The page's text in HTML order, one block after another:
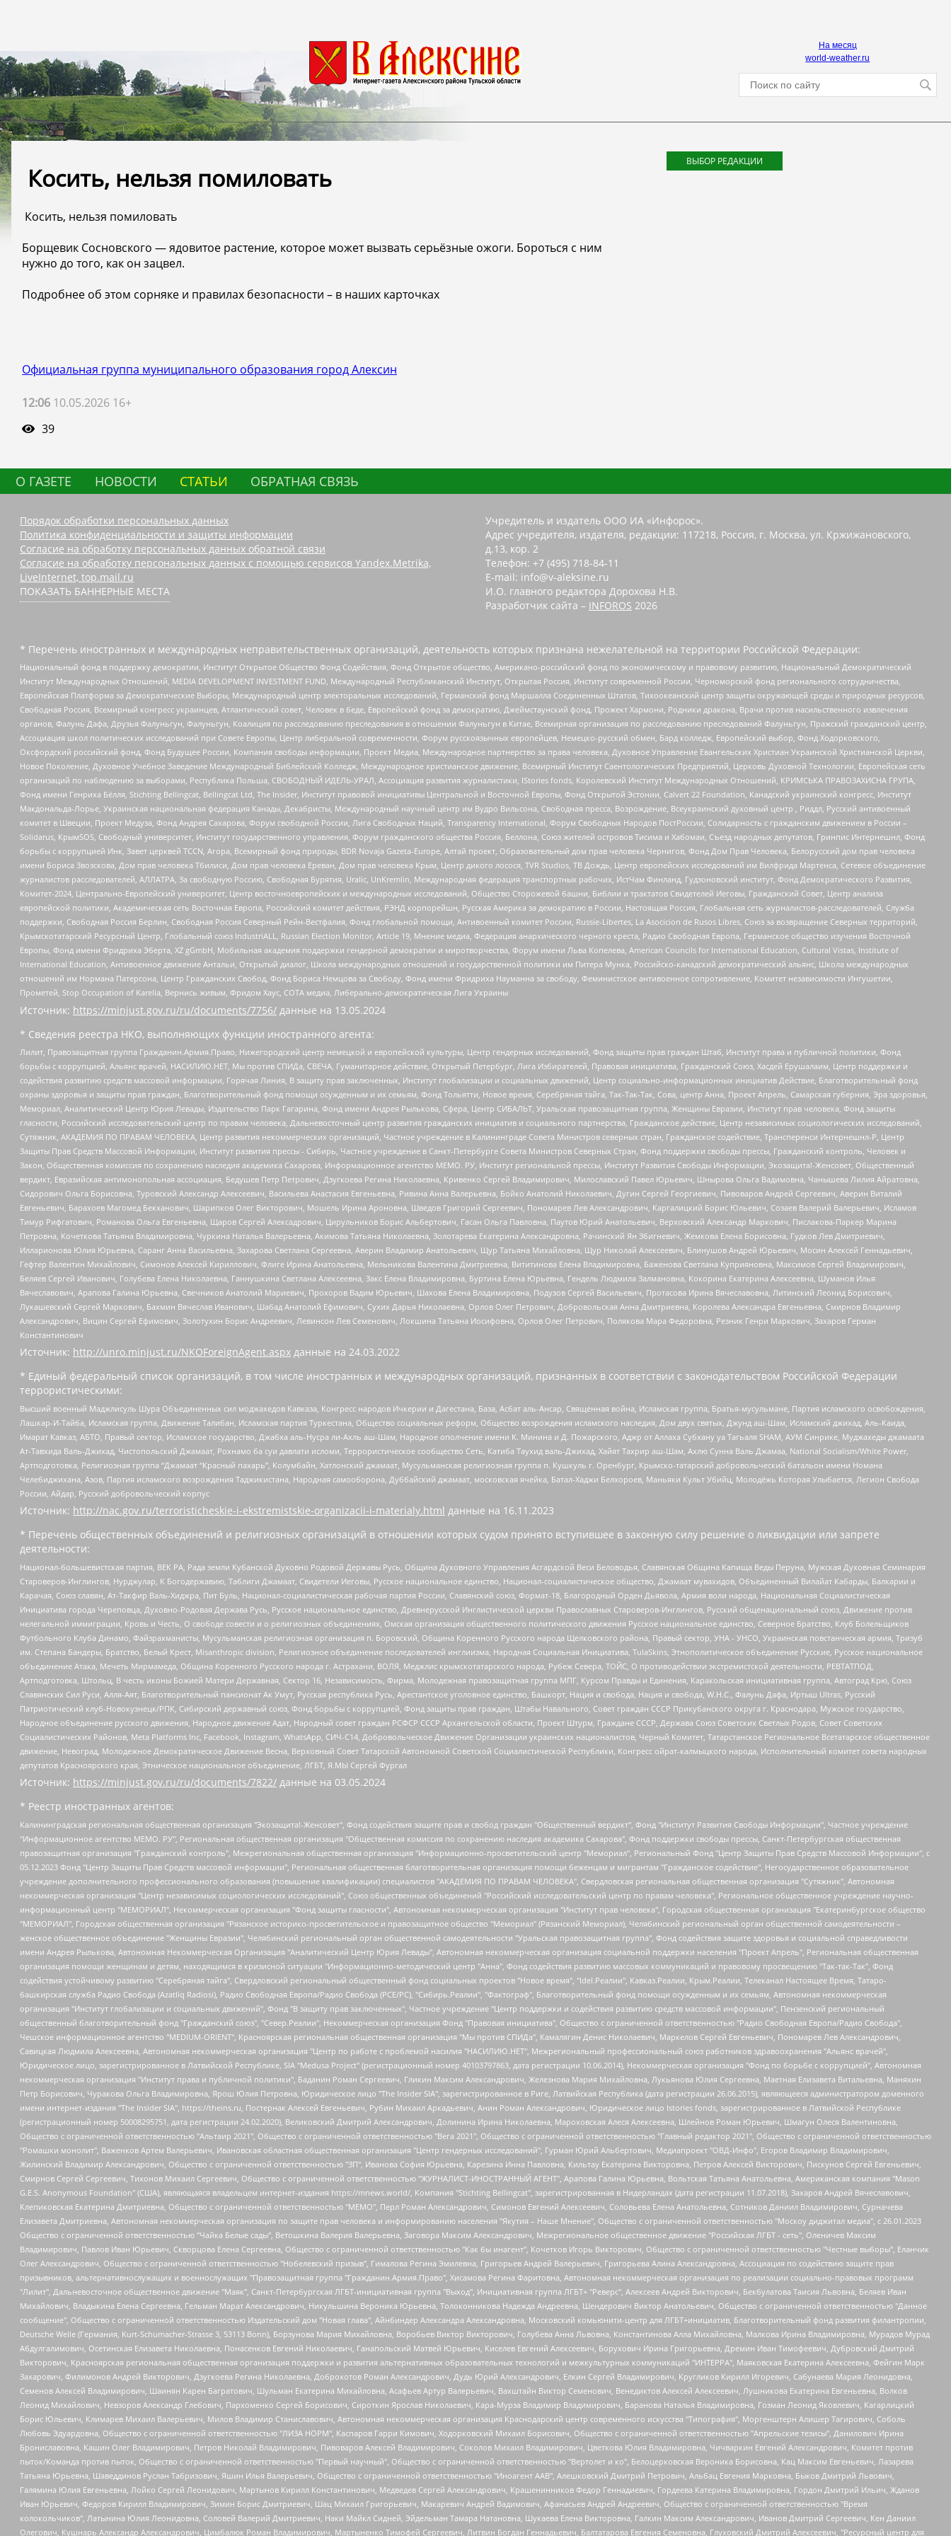
На месяц
world-weather.ru
️ Косить, нельзя помиловать
️ Косить, нельзя помиловать
Борщевик Сосновского — ядовитое растение, которое может вызвать серьёзные ожоги. Бороться с ним
нужно до того, как он зацвел.
Подробнее об этом сорняке и правилах безопасности – в наших карточках
Официальная группа муниципального образования город Алексин
12:06 10.05.2026 16+
39
ВЫБОР РЕДАКЦИИ
О ГАЗЕТЕ НОВОСТИ СТАТЬИ ОБРАТНАЯ СВЯЗЬ
Порядок обработки персональных данных
Политика конфиденциальности и защиты информации
Согласие на обработку персональных данных обратной связи
Согласие на обработку персональных данных с помощью сервисов Yandex.Metrika,
LiveInternet, top.mail.ru
ПОКАЗАТЬ БАННЕРНЫЕ МЕСТА
Учредитель и издатель ООО ИА «Инфорос».
Адрес учредителя, издателя, редакции: 117218, Россия, г. Москва, ул. Кржижановского,
д.13, кор. 2
Телефон: +7 (495) 718-84-11
E-mail: info@v-aleksine.ru
И.О. главного редактора Дорохова Н.В.
Разработчик сайта – INFOROS 2026
* Перечень иностранных и международных неправительственных организаций, деятельность которых признана нежелательной на территории Российской Федерации:
Национальный фонд в поддержку демократии, Институт Открытое Общество Фонд Содействия, Фонд Открытое общество, Американо-российский фонд по экономическому и правовому развитию, Национальный Демократический
Институт Международных Отношений, MEDIA DEVELOPMENT INVESTMENT FUND, Международный Республиканский Институт, Открытая Россия, Институт современной России, Черноморский фонд регионального сотрудничества,
Европейская Платформа за Демократические Выборы, Международный центр электоральных исследований, Германский фонд Маршалла Соединенных Штатов, Тихоокеанский центр защиты окружающей среды и природных ресурсов,
Свободная Россия, Всемирный конгресс украинцев, Атлантический совет, Человек в беде, Европейский фонд за демократию, Джеймстаунский фонд, Прожект Хармони, Родники дракона, Врачи против насильственного извлечения
органов, Фалунь Дафа, Друзья Фалуньгун, Фалуньгун, Коалиция по расследованию преследования в отношении Фалуньгун в Китае, Всемирная организация по расследованию преследований Фалуньгун, Пражский гражданский центр,
Ассоциация школ политических исследований при Совете Европы, Центр либеральной современности, Форум русскоязычных европейцев, Немецко-русский обмен, Бард колледж, Европейский выбор, Фонд Ходорковского,
Оксфордский российский фонд, Фонд Будущее России, Компания свободы информации, Проект Медиа, Международное партнерство за права человека, Духовное Управление Евангельских Христиан Украинской Христианской Церкви,
Новое Поколение, Духовное Учебное Заведение Международный Библейский Колледж, Международное христианское движение, Всемирный Институт Саентологических Предприятий, Церковь Духовной Технологии, Европейская сеть
организаций по наблюдению за выборами, Республика Польша, СВОБОДНЫЙ ИДЕЛЬ-УРАЛ, Ассоциация развития журналистики, IStories fonds, Королевский Институт Международных Отношений, КРИМСЬКА ПРАВОЗАХИСНА ГРУПА,
Фонд имени Генриха Бёлля, Stichting Bellingcat, Bellingcat Ltd, The Insider, Институт правовой инициативы Центральной и Восточной Европы, Фонд Открытой Эстонии, Calvert 22 Foundation, Канадский украинский конгресс, Институт
Макдональда-Лорье, Украинская национальная федерация Канады, Декабристы, Международный научный центр им Вудро Вильсона, Свободная пресса, Возрождение, Всеукраинский духовный центр , Риддл, Русский антивоенный
комитет в Швеции, Проект Медуза, Фонд Андрея Сахарова, Форум свободной России, Лига Свободных Наций, Transparеncy International, Форум Свободных Народов ПостРоссии, Солидарность с гражданским движением в России –
Solidarus, КрымSOS, Свободный университет, Институт государственного управления, Форум гражданского общества Россия, Беллона, Союз жителей островов Тисима и Хабомаи, Съезд народных депутатов, Гринпис Интернешнл, Фонд
борьбы с коррупцией Инк, Завет церквей TCCN, Агора, Всемирный фонд природы, BDR Novaja Gazeta-Europe, Алтай проект, Образовательный дом прав человека Чернигов, Фонд Дом Прав Человека, Белорусский дом прав человека
имени Бориса Звозскова, Дом прав человека Тбилиси, Дом прав человека Ереван, Дом прав человека Крым, Центр дикого лосося, TVR Studios, ТВ Дождь, Центр европейских исследований им Вилфрида Мартенса, Сетевое объединение
журналистов расследователей, АЛЛАТРА, За свободную Россию, Свободная Бурятия, Uralic, UnKremlin, Международная федерация транспортных рабочих, ИстЧам Финланд, Гудзоновский институт, Фонд Демократического Развития,
Комитет-2024, Центрально-Европейский университет, Центр восточноевропейских и международных исследований, Общество Сторожевой башни, Библии и трактатов Свидетелей Иеговы, Гражданский Совет, Центр анализа
европейской политики, Академическая сеть Восточная Европа, Российский комитет действия, РЭНД корпорейшн, Русская Америка за демократию в России, Настоящая Россия, Глобальная сеть журналистов-расследователей, Служба
поддержки, Свободная Россия Берлин, Свободная Россия Северный Рейн-Вестфалия, Фонд глобальной помощи, Антивоенный комитет России, Russie-Libertes, La Asocicion de Rusos Libres, Союз за возвращение Северных территорий,
Крымскотатарский Ресурсный Центр, Глобальный союз IndustriALL, Russian Election Monitor, Article 19, Мнение медиа, Федерация анархического черного креста, Радио Свободная Европа, Германское общество изучения Восточной
Европы, Фонд имени Фридриха Эберта, XZ gGmbH, Мобильная академия поддержки гендерной демократии и миротворчества, Форум имени Льва Копелева, American Councils for International Education, Cultural Vistas, Institute of
International Education, Антивоенное движение Антальи, Открытый диалог, Школа международных отношений и государственной политики им Питера Мунка, Российско-канадский демократический альянс, Школа международных
отношений им Нормана Патерсона, Центр Гражданских Свобод, Фонд Бориса Немцова за Свободу, Фонд имени Фридриха Науманна за свободу, Феминистское антивоенное сопротивление, Комитет независимости Ингушетии,
Прометей, Stop Occupation of Karelia, Вернись живым, Фридом Хаус, СОТА медиа, Либерально-демократическая Лига Украины
Источник: https://minjust.gov.ru/ru/documents/7756/ данные на 13.05.2024
* Сведения реестра НКО, выполняющих функции иностранного агента:
Лилит, Правозащитная группа Гражданин.Армия.Право, Нижегородский центр немецкой и европейской культуры, Центр гендерных исследований, Фонд защиты прав граждан Штаб, Институт права и публичной политики, Фонд
борьбы с коррупцией, Альянс врачей, НАСИЛИЮ.НЕТ, Мы против СПИДа, СВЕЧА, Гуманитарное действие, Открытый Петербург, Лига Избирателей, Правовая инициатива, Гражданский Союз, Хасдей Ерушалаим, Центр поддержки и
содействия развитию средств массовой информации, Горячая Линия, В защиту прав заключенных, Институт глобализации и социальных движений, Центр социально-информационных инициатив Действие, Благотворительный фонд
охраны здоровья и защиты прав граждан, Благотворительный фонд помощи осужденным и их семьям, Фонд Тольятти, Новое время, Серебряная тайга, Так-Так-Так, Сова, центр Анна, Проект Апрель, Самарская губерния, Эра здоровья,
Мемориал, Аналитический Центр Юрия Левады, Издательство Парк Гагарина, Фонд имени Андрея Рылькова, Сфера, Центр СИБАЛЬТ, Уральская правозащитная группа, Женщины Евразии, Институт прав человека, Фонд защиты
гласности, Российский исследовательский центр по правам человека, Дальневосточный центр развития гражданских инициатив и социального партнерства, Гражданское действие, Центр независимых социологических исследований,
Сутяжник, АКАДЕМИЯ ПО ПРАВАМ ЧЕЛОВЕКА, Центр развития некоммерческих организаций, Частное учреждение в Калининграде Совета Министров северных стран, Гражданское содействие, Трансперенси Интернешнл-Р, Центр
Защиты Прав Средств Массовой Информации, Институт развития прессы - Сибирь, Частное учреждение в Санкт-Петербурге Совета Министров Северных Стран, Фонд поддержки свободы прессы, Гражданский контроль, Человек и
Закон, Общественная комиссия по сохранению наследия академика Сахарова, Информационное агентство МЕМО. РУ, Институт региональной прессы, Институт Развития Свободы Информации, Экозащита!-Женсовет, Общественный
вердикт, Евразийская антимонопольная ассоциация, Бедушев Петр Петрович, Дзугкоева Регина Николаевна, Кривенко Сергей Владимирович, Милославский Павел Юрьевич, Шнырова Ольга Вадимовна, Чанышева Лилия Айратовна,
Сидорович Ольга Борисовна, Туровский Александр Алексеевич, Васильева Анастасия Евгеньевна, Ривина Анна Валерьевна, Бойко Анатолий Николаевич, Дугин Сергей Георгиевич, Пивоваров Андрей Сергеевич, Аверин Виталий
Евгеньевич, Барахоев Магомед Бекханович, Шарипков Олег Викторович, Мошель Ирина Ароновна, Шведов Григорий Сергеевич, Пономарев Лев Александрович, Каргалицкий Борис Юльевич, Созаев Валерий Валерьевич, Исламов
Тимур Рифгатович, Романова Ольга Евгеньевна, Щаров Сергей Алексадрович, Цирульников Борис Альбертович, Гасан Ольга Павловна, Паутов Юрий Анатольевич, Верховский Александр Маркович, Пислакова-Паркер Марина
Петровна, Кочеткова Татьяна Владимировна, Чуркина Наталья Валерьевна, Акимова Татьяна Николаевна, Золотарева Екатерина Александровна, Рачинский Ян Збигневич, Жемкова Елена Борисовна, Гудков Лев Дмитриевич,
Илларионова Юлия Юрьевна, Саранг Анна Васильевна, Захарова Светлана Сергеевна, Аверин Владимир Анатольевич, Щур Татьяна Михайловна, Щур Николай Алексеевич, Блинушов Андрей Юрьевич, Мосин Алексей Геннадьевич,
Гефтер Валентин Михайлович, Симонов Алексей Кириллович, Флиге Ирина Анатольевна, Мельникова Валентина Дмитриевна, Вититинова Елена Владимировна, Баженова Светлана Куприяновна, Максимов Сергей Владимирович,
Беляев Сергей Иванович, Голубева Елена Николаевна, Ганнушкина Светлана Алексеевна, Закс Елена Владимировна, Буртина Елена Юрьевна, Гендель Людмила Залмановна, Кокорина Екатерина Алексеевна, Шуманов Илья
Вячеславович, Арапова Галина Юрьевна, Свечников Анатолий Мариевич, Прохоров Вадим Юрьевич, Шахова Елена Владимировна, Подузов Сергей Васильевич, Протасова Ирина Вячеславовна, Литинский Леонид Борисович,
Лукашевский Сергей Маркович, Бахмин Вячеслав Иванович, Шабад Анатолий Ефимович, Сухих Дарья Николаевна, Орлов Олег Петрович, Добровольская Анна Дмитриевна, Королева Александра Евгеньевна, Смирнов Владимир
Александрович, Вицин Сергей Ефимович, Золотухин Борис Андреевич, Левинсон Лев Семенович, Локшина Татьяна Иосифовна, Орлов Олег Петрович, Полякова Мара Федоровна, Резник Генри Маркович, Захаров Герман
Константинович
Источник: http://unro.minjust.ru/NKOForeignAgent.aspx данные на 24.03.2022
* Единый федеральный список организаций, в том числе иностранных и международных организаций, признанных в соответствии с законодательством Российской Федерации
террористическими:
Высший военный Маджлисуль Шура Объединенных сил моджахедов Кавказа, Конгресс народов Ичкерии и Дагестана, База, Асбат аль-Ансар, Священная война, Исламская группа, Братья-мусульмане, Партия исламского освобождения,
Лашкар-И-Тайба, Исламская группа, Движение Талибан, Исламская партия Туркестана, Общество социальных реформ, Общество возрождения исламского наследия, Дом двух святых, Джунд аш-Шам, Исламский джихад, Аль-Каида,
Имарат Кавказ, АБТО, Правый сектор, Исламское государство, Джабха аль-Нусра ли-Ахль аш-Шам, Народное ополчение имени К. Минина и Д. Пожарского, Аджр от Аллаха Субхану уа Тагьаля SHAM, АУМ Синрике, Муджахеды джамаата
Ат-Тавхида Валь-Джихад, Чистопольский Джамаат, Рохнамо ба суи давлати исломи, Террористическое сообщество Сеть, Катиба Таухид валь-Джихад, Хайят Тахрир аш-Шам, Ахлю Сунна Валь Джамаа, National Socialism/White Power,
Артподготовка, Религиозная группа “Джамаат “Красный пахарь”, Колумбайн, Хатлонский джамаат, Мусульманская религиозная группа п. Кушкуль г. Оренбург, Крымско-татарский добровольческий батальон имени Номана
Челебиджихана, Азов, Партия исламского возрождения Таджикистана, Народная самооборона, Дуббайский джамаат, московская ячейка, Батал-Хаджи Белхороев, Маньяки Культ Убийц, Молодёжь Которая Улыбается, Легион Свобода
России, Айдар, Русский добровольческий корпус
Источник: http://nac.gov.ru/terroristicheskie-i-ekstremistskie-organizacii-i-materialy.html данные на 16.11.2023
* Перечень общественных объединений и религиозных организаций в отношении которых судом принято вступившее в законную силу решение о ликвидации или запрете
деятельности:
Национал-большевистская партия, ВЕК РА, Рада земли Кубанской Духовно Родовой Державы Русь, Община Духовного Управления Асгардской Веси Беловодья, Славянская Община Капища Веды Перуна, Мужская Духовная Семинария
Староверов-Инглингов, Нурджулар, К Богодержавию, Таблиги Джамаат, Свидетели Иеговы, Русское национальное единство, Национал-социалистическое общество, Джамаат мувахидов, Объединенный Вилайат Кабарды, Балкарии и
Карачая, Союз славян, Ат-Такфир Валь-Хиджра, Пит Буль, Национал-социалистическая рабочая партия России, Славянский союз, Формат-18, Благородный Орден Дьявола, Армия воли народа, Национальная Социалистическая
Инициатива города Череповца, Духовно-Родовая Держава Русь, Русское национальное единство, Древнерусской Инглистической церкви Православных Староверов-Инглингов, Русский общенациональный союз, Движение против
нелегальной иммиграции, Кровь и Честь, О свободе совести и о религиозных объединениях, Омская организация общественного политического движения Русское национальное единство, Северное Братство, Клуб Болельщиков
Футбольного Клуба Динамо, Файзрахманисты, Мусульманская религиозная организация п. Боровский, Община Коренного Русского народа Щелковского района, Правый сектор, УНА - УНСО, Украинская повстанческая армия, Тризуб
им. Степана Бандеры, Братство, Белый Крест, Misanthropic division, Религиозное объединение последователей инглиизма, Народная Социальная Инициатива, TulaSkins, Этнополитическое объединение Русские, Русское национальное
объединение Атака, Мечеть Мирмамеда, Община Коренного Русского народа г. Астрахани, ВОЛЯ, Меджлис крымскотатарского народа, Рубеж Севера, ТОЙС, О противодействии экстремистской деятельности, РЕВТАТПОД,
Артподготовка, Штольц, В честь иконы Божией Матери Державная, Сектор 16, Независимость, Фирма, Молодежная правозащитная группа МПГ, Курсом Правды и Единения, Каракольская инициативная группа, Автоград Крю, Союз
Славянских Сил Руси, Алля-Аят, Благотворительный пансионат Ак Умут, Русская республика Русь, Арестантское уголовное единство, Башкорт, Нация и свобода, Нация и свобода, W.H.С., Фалунь Дафа, Иртыш Ultras, Русский
Патриотический клуб-Новокузнецк/РПК, Сибирский державный союз, Фонд борьбы с коррупцией, Фонд защиты прав граждан, Штабы Навального, Совет граждан СССР Прикубанского округа г. Краснодара, Мужское государство,
Народное объединение русского движения, Народное движение Адат, Народный совет граждан РСФСР СССР Архангельской области, Проект Штурм, Граждане СССР, Держава Союз Советских Светлых Родов, Совет Советских
Социалистических Районов, Meta Platforms Inc, Facebook, Instagram, WhatsApp, СИЧ-С14, Добровольческое Движение Организации украинских националистов, Черный Комитет, Татарстанское Региональное Всетатарское общественное
движение, Невоград, Молодежное Демократическое Движение Весна, Верховный Совет Татарской Автономной Советской Социалистической Республики, Конгресс ойрат-калмыцкого народа, Исполнительный комитет совета народных
депутатов Красноярского края, Этническое национальное объединение, ЛГБТ, Я.МЫ Сергей Фургал
Источник: https://minjust.gov.ru/ru/documents/7822/ данные на 03.05.2024
* Реестр иностранных агентов:
Калининградская региональная общественная организация "Экозащита!-Женсовет", Фонд содействия защите прав и свобод граждан "Общественный вердикт", Фонд "Институт Развития Свободы Информации", Частное учреждение "Информационное агентство МЕМО. РУ", Региональная общественная организация "Общественная комиссия по сохранению наследия академика Сахарова", Фонд поддержки свободы прессы, Санкт-Петербургская общественная правозащитная организация "Гражданский контроль", Межрегиональная общественная организация "Информационно-просветительский центр "Мемориал", Региональный Фонд "Центр Защиты Прав Средств Массовой Информации", с 05.12.2023 Фонд "Центр Защиты Прав Средств массовой информации", Региональная общественная благотворительная организация помощи беженцам и мигрантам "Гражданское содействие", Негосударственное образовательное учреждение дополнительного профессионального образования (повышение квалификации) специалистов "АКАДЕМИЯ ПО ПРАВАМ ЧЕЛОВЕКА", Свердловская региональная общественная организация "Сутяжник", Автономная некоммерческая организация "Центр независимых социологических исследований", Союз общественных объединений "Российский исследовательский центр по правам человека", Региональное общественное учреждение научно-информационный центр "МЕМОРИАЛ", Некоммерческая организация "Фонд защиты гласности", Автономная некоммерческая организация "Институт прав человека", Городская общественная организация "Екатеринбургское общество "МЕМОРИАЛ", Городская общественная организация "Рязанское историко-просветительское и правозащитное общество "Мемориал" (Рязанский Мемориал), Челябинский региональный орган общественной самодеятельности – женское общественное объединение "Женщины Евразии", Челябинский региональный орган общественной самодеятельности "Уральская правозащитная группа", Фонд содействия защите здоровья и социальной справедливости имени Андрея Рылькова, Автономная Некоммерческая Организация "Аналитический Центр Юрия Левады", Автономная некоммерческая организация социальной поддержки населения "Проект Апрель", Региональная общественная организация помощи женщинам и детям, находящимся в кризисной ситуации "Информационно-методический центр "Анна", Фонд содействия развитию массовых коммуникаций и правовому просвещению "Так-так-Так", Фонд содействия устойчивому развитию "Серебряная тайга", Свердловский региональный общественный фонд социальных проектов "Новое время", "Idel.Реалии", Кавказ.Реалии, Крым.Реалии, Телеканал Настоящее Время, Татаро-башкирская служба Радио Свобода (Azatliq Radiosi), Радио Свободная Европа/Радио Свобода (PCE/PC), "Сибирь.Реалии", "Фактограф", Благотворительный фонд помощи осужденным и их семьям, Автономная некоммерческая организация "Институт глобализации и социальных движений", Фонд "В защиту прав заключенных", Частное учреждение "Центр поддержки и содействия развитию средств массовой информации", Пензенский региональный общественный благотворительный фонд "Гражданский союз", "Север.Реалии", Некоммерческая организация Фонд "Правовая инициатива", Общество с ограниченной ответственностью "Радио Свободная Европа/Радио Свобода", Чешское информационное агентство "MEDIUM-ORIENT", Красноярская региональная общественная организация "Мы против СПИДа", Камалягин Денис Николаевич, Маркелов Сергей Евгеньевич, Пономарев Лев Александрович, Савицкая Людмила Алексеевна, Автономная некоммерческая организация "Центр по работе с проблемой насилия "НАСИЛИЮ.НЕТ", Межрегиональный профессиональный союз работников здравоохранения "Альянс врачей", Юридическое лицо, зарегистрированное в Латвийской Республике, SIA "Medusa Project" (регистрационный номер 40103797863, дата регистрации 10.06.2014), Некоммерческая организация "Фонд по борьбе с коррупцией", Автономная некоммерческая организация "Институт права и публичной политики", Баданин Роман Сергеевич, Гликин Максим Александрович, Железнова Мария Михайловна, Лукьянова Юлия Сергеевна, Маетная Елизавета Витальевна, Маняхин Петр Борисович, Чуракова Ольга Владимировна, Ярош Юлия Петровна, Юридическое лицо "The Insider SIA", зарегистрированное в Риге, Латвийская Республика (дата регистрации 26.06.2015), являющееся администратором доменного имени интернет-издания "The Insider SIA", https://theins.ru, Постернак Алексей Евгеньевич, Рубин Михаил Аркадьевич, Анин Роман Александрович, Юридическое лицо Istories fonds, зарегистрированное в Латвийской Республике (регистрационный номер 50008295751, дата регистрации 24.02.2020), Великовский Дмитрий Александрович, Долинина Ирина Николаевна, Мароховская Алеся Алексеевна, Шлейнов Роман Юрьевич, Шмагун Олеся Валентиновна, Общество с ограниченной ответственностью "Альтаир 2021", Общество с ограниченной ответственностью "Вега 2021", Общество с ограниченной ответственностью "Главный редактор 2021", Общество с ограниченной ответственностью "Ромашки монолит", Важенков Артем Валерьевич, Ивановская областная общественная организация "Центр гендерных исследований", Гурман Юрий Альбертович, Медиапроект "ОВД-Инфо", Егоров Владимир Владимирович, Жилинский Владимир Александрович, Общество с ограниченной ответственностью "ЗП", Иванова София Юрьевна, Карезина Инна Павловна, Кильтау Екатерина Викторовна, Петров Алексей Викторович, Пискунов Сергей Евгеньевич, Смирнов Сергей Сергеевич, Тихонов Михаил Сергеевич, Общество с ограниченной ответственностью "ЖУРНАЛИСТ-ИНОСТРАННЫЙ АГЕНТ", Арапова Галина Юрьевна, Вольтская Татьяна Анатольевна, Американская компания "Mason G.E.S. Anonymous Foundation" (США), являющаяся владельцем интернет-издания https://mnews.world/, Компания "Stichting Bellingcat", зарегистрированная в Нидерландах (дата регистрации 11.07.2018), Захаров Андрей Вячеславович, Клепиковская Екатерина Дмитриевна, Общество с ограниченной ответственностью "МЕМО", Перл Роман Александрович, Симонов Евгений Алексеевич, Соловьева Елена Анатольевна, Сотников Даниил Владимирович, Сурначева Елизавета Дмитриевна, Автономная некоммерческая организация по защите прав человека и информированию населения "Якутия – Наше Мнение", Общество с ограниченной ответственностью "Москоу диджитал медиа", с 26.01.2023 Общество с ограниченной ответственностью "Чайка Белые сады", Ветошкина Валерия Валерьевна, Заговора Максим Александрович, Межрегиональное общественное движение "Российская ЛГБТ - сеть", Оленичев Максим Владимирович, Павлов Иван Юрьевич, Скворцова Елена Сергеевна, Общество с ограниченной ответственностью "Как бы инагент", Кочетков Игорь Викторович, Общество с ограниченной ответственностью "Честные выборы", Еланчик Олег Александрович, Общество с ограниченной ответственностью "Нобелевский призыв", Гималова Регина Эмилевна, Григорьев Андрей Валерьевич, Григорьева Алина Александровна, Ассоциация по содействию защите прав призывников, альтернативнослужащих и военнослужащих "Правозащитная группа "Гражданин.Армия.Право", Хисамова Регина Фаритовна, Автономная некоммерческая организация по реализации социально-правовых программ "Лилит", Дальневосточное общественное движение "Маяк", Санкт-Петербургская ЛГБТ-инициативная группа "Выход", Инициативная группа ЛГБТ+ "Реверс", Алексеев Андрей Викторович, Бекбулатова Таисия Львовна, Беляев Иван Михайлович, Владыкина Елена Сергеевна, Гельман Марат Александрович, Никульшина Вероника Юрьевна, Толоконникова Надежда Андреевна, Шендерович Виктор Анатольевич, Общество с ограниченной ответственностью "Данное сообщение", Общество с ограниченной ответственностью Издательский дом "Новая глава", Айнбиндер Александра Александровна, Московский комьюнити-центр для ЛГБТ+инициатив, Благотворительный фонд развития филантропии, Deutsche Welle (Германия, Kurt-Schumacher-Strasse 3, 53113 Bonn), Борзунова Мария Михайловна, Воробьев Виктор Викторович, Голубева Анна Львовна, Константинова Алла Михайловна, Малкова Ирина Владимировна, Мурадов Мурад Абдулгалимович, Осетинская Елизавета Николаевна, Понасенков Евгений Николаевич, Ганапольский Матвей Юрьевич, Киселев Евгений Алексеевич, Борухович Ирина Григорьевна, Дремин Иван Тимофеевич, Дубровский Дмитрий Викторович, Красноярская региональная общественная организация поддержки и развития альтернативных образовательных технологий и межкультурных коммуникаций "ИНТЕРРА", Маяковская Екатерина Алексеевна, Фейгин Марк Захарович, Филимонов Андрей Викторович, Дзугкоева Регина Николаевна, Доброхотов Роман Александрович, Дудь Юрий Александрович, Елкин Сергей Владимирович, Кругликов Кирилл Игоревич, Сабунаева Мария Леонидовна, Семенов Алексей Владимирович, Шаинян Карен Багратович, Шульман Екатерина Михайловна, Асафьев Артур Валерьевич, Вахштайн Виктор Семенович, Венедиктов Алексей Алексеевич, Лушникова Екатерина Евгеньевна, Волков Леонид Михайлович, Невзоров Александр Глебович, Пархоменко Сергей Борисович, Сироткин Ярослав Николаевич, Кара-Мурза Владимир Владимирович, Баранова Наталья Владимировна, Гозман Леонид Яковлевич, Кагарлицкий Борис Юльевич, Климарев Михаил Валерьевич, Милов Владимир Станиславович, Автономная некоммерческая организация Краснодарский центр современного искусства "Типография", Моргенштерн Алишер Тагирович, Соболь Любовь Эдуардовна, Общество с ограниченной ответственностью "ЛИЗА НОРМ", Каспаров Гарри Кимович, Ходорковский Михаил Борисович, Общество с ограниченной ответственностью "Апрельские тезисы", Данилович Ирина Брониславовна, Кашин Олег Владимирович, Петров Николай Владимирович, Пивоваров Алексей Владимирович, Соколов Михаил Владимирович, Цветкова Юлия Владимировна, Чичваркин Евгений Александрович, Комитет против пыток/Команда против пыток, Общество с ограниченной ответственностью "Первый научный", Общество с ограниченной ответственностью "Вертолет и ко", Белоцерковская Вероника Борисовна, Кац Максим Евгеньевич, Лазарева Татьяна Юрьевна, Шаведдинов Руслан Табризович, Яшин Илья Валерьевич, Общество с ограниченной ответственностью "Иноагент ААВ", Алешковский Дмитрий Петрович, Альбац Евгения Марковна, Быков Дмитрий Львович, Галямина Юлия Евгеньевна, Лойко Сергей Леонидович, Мартынов Кирилл Константинович, Медведев Сергей Александрович, Крашенинников Федор Геннадиевич, Гордеева Катерина Вл